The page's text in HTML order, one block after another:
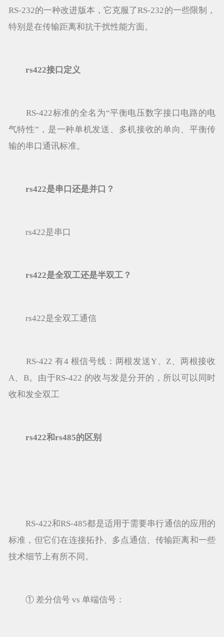
RS-232的一种改进版本，它克服了RS-232的一些限制，
特别是在传输距离和抗干扰性能方面。
rs422接口定义
RS-422标准的全名为“平衡电压数字接口电路的电
气特性”，是一种单机发送、多机接收的单向、平衡传
输的串口通讯标准。
rs422是串口还是并口？
rs422是串口
rs422是全双工还是半双工？
rs422是全双工通信
RS-422 有4 根信号线：两根发送Y、Z、两根接收
A、B。由于RS-422 的收与发是分开的，所以可以同时
收和发全双工
rs422和rs485的区别
RS-422和RS-485都是适用于需要串行通信的应用的
标准，但它们在连接拓扑、多点通信、传输距离和一些
技术细节上有所不同。
① 差分信号 vs 单端信号：